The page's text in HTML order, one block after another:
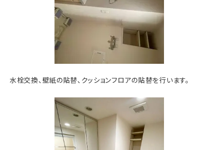
水栓交換、壁紙の貼替、クッションフロアの貼替を行います。